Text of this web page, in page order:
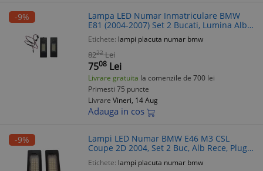
-9%
Lampa LED Numar Inmatriculare BMW
E81 (2004-2007) Set 2 Bucati, Lumina Alba,
Plug & Play, Fara Eroare
Etichete: lampi placuta numar bmw
8222 Lei
7508 Lei
Livrare gratuita la comenzile de 700 lei
Primesti 75 puncte
Livrare Vineri, 14 Aug
Adauga in cos
-9%
Lampi LED Numar BMW E46 M3 CSL
Coupe 2D 2004, Set 2 Buc, Alb Rece, Plug
& Play, Fara Eroare, Durata Lunga Viata
Etichete: lampi placuta numar bmw